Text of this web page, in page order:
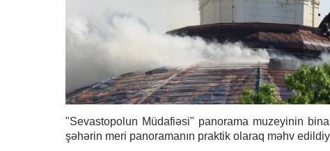
"Sevastopolun Müdafiəsi" panorama muzeyinin
şəhərin meri panoramanın praktik olaraq məhv